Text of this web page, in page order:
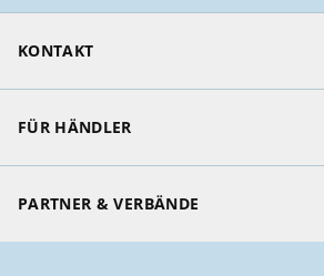
KONTAKT
FÜR HÄNDLER
PARTNER & VERBÄNDE